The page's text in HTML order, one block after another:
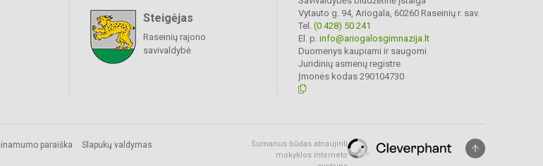
Steigėjas
Raseinių rajono
savivaldybė
Vytauto g. 94, Ariogala, 60260 Raseinių r. sav.
Tel. (0 428) 50 241
El. p. info@ariogalosgimnazija.lt
Duomenys kaupiami ir saugomi
Juridinių asmenų registre
Įmonės kodas 290104730
paraiška Slapukų valdymas
Sumanus būdas atnaujinti
mokyklos interneto